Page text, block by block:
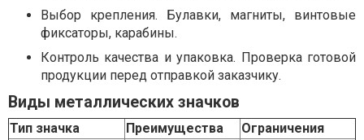
Выбор крепления. Булавки, магниты, винтовые
фиксаторы, карабины.
Контроль качества и упаковка. Проверка готовой
продукции перед отправкой заказчику.
Виды металлических значков
Тип значка Преимущества Ограничения